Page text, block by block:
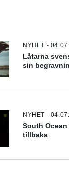
NYHET -
Låtarna
sin
NYHET -
South
tillbaka